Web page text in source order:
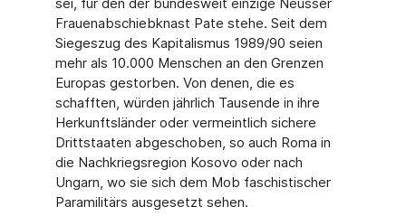
Frauenabschiebknast Pate stehe. Seit dem
Siegeszug des Kapitalismus 1989/90 seien
mehr als 10.000 Menschen an den Grenzen
Europas gestorben. Von denen, die es
schafften, würden jährlich Tausende in ihre
Herkunftsländer oder vermeintlich sichere
Drittstaaten abgeschoben, so auch Roma in
die Nachkriegsregion Kosovo oder nach
Ungarn, wo sie sich dem Mob faschistischer
Paramilitärs ausgesetzt sehen.